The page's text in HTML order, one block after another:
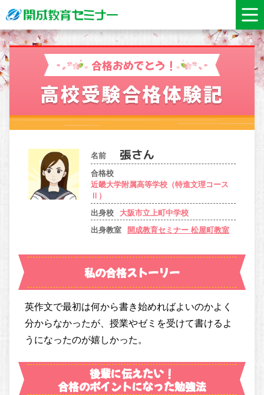
合格おめでとう！
高校受験合格体験記
名前
合格校
近畿大学附属高等学校（特進文理コース
Ⅱ）
出身校
大阪市立上町中学校
出身教室
開成教育セミナー 松屋町教室
私の合格ストーリー
英作文で最初は何から書き始めればよいのかよく
分からなかったが、授業やゼミを受けて書けるよ
うになったのが嬉しかった。
後輩に伝えたい！
合格のポイントになった勉強法